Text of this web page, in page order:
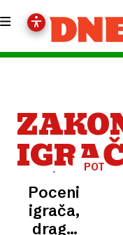
Poceni
igrača,
draga